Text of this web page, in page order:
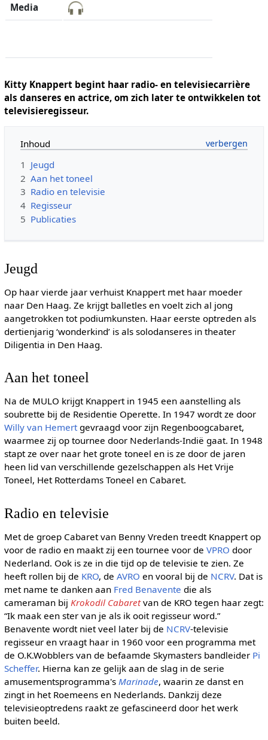
Media
Kitty Knappert begint haar radio- en televisiecarrière
als danseres en actrice, om zich later te ontwikkelen tot
televisieregisseur.
Inhoud
1 Jeugd
2 Aan het toneel
3 Radio en televisie
4 Regisseur
5 Publicaties
Jeugd
Op haar vierde jaar verhuist Knappert met haar moeder
naar Den Haag. Ze krijgt balletles en voelt zich al jong
aangetrokken tot podiumkunsten. Haar eerste optreden als
dertienjarig ‘wonderkind’ is als solodanseres in theater
Diligentia in Den Haag.
Aan het toneel
Na de MULO krijgt Knappert in 1945 een aanstelling als
soubrette bij de Residentie Operette. In 1947 wordt ze door
Willy van Hemertgevraagd voor zijn Regenboogcabaret,
waarmee zij op tournee door Nederlands-Indië gaat. In 1948
stapt ze over naar het grote toneel en is ze door de jaren
heen lid van verschillende gezelschappen als Het Vrije
Toneel, Het Rotterdams Toneel en Cabaret.
Radio en televisie
Met de groep Cabaret van Benny Vreden treedt Knappert op
voor de radio en maakt zij een tournee voor de VPRO door
Nederland. Ook is ze in die tijd op de televisie te zien. Ze
heeft rollen bij de KRO, de AVRO en vooral bij de NCRV. Dat is
met name te danken aan Fred Benavente die als
cameraman bij Krokodil Cabaretvan de KRO tegen haar zegt:
“Ik maak een ster van je als ik ooit regisseur word.”
Benavente wordt niet veel later bij de NCRV-televisie
regisseur en vraagt haar in 1960 voor een programma met
de O.K.Wobblers van de befaamde Skymasters bandleider Pi
Scheffer. Hierna kan ze gelijk aan de slag in de serie
amusementsprogramma's Marinade, waarin ze danst en
zingt in het Roemeens en Nederlands. Dankzij deze
televisieoptredens raakt ze gefascineerd door het werk
buiten beeld.